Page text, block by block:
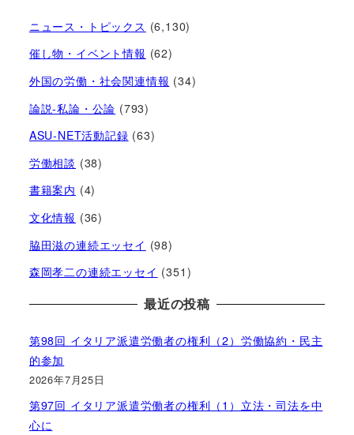
ニュース・トピックス (6,130)
催し物・イベント情報 (62)
外国の労働・社会関連情報 (34)
論説-私論・公論 (793)
ASU-NET活動記録 (63)
労働相談 (38)
書籍案内 (4)
文化情報 (36)
脇田滋の連続エッセイ (98)
森岡孝二の連続エッセイ (351)
最近の投稿
第98回 イタリア派遣労働者の権利（2）労働協約・民主
的参加
2026年7月25日
第97回 イタリア派遣労働者の権利（1）立法・司法を中
心に